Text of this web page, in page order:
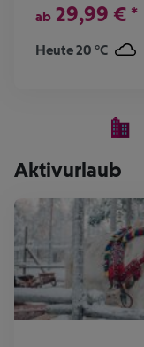
ab 29,99 € *
Heute 20 °C
Aktivurlaub